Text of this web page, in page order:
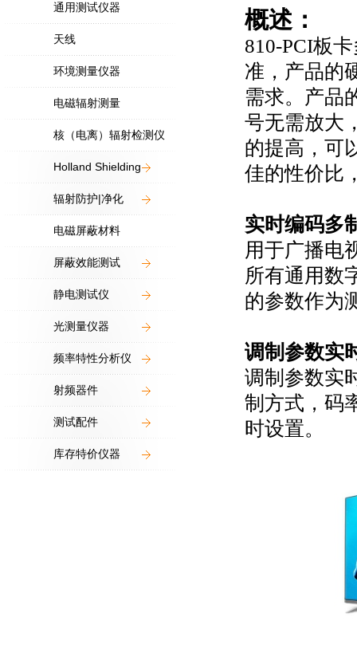
通用测试仪器
天线
环境测量仪器
电磁辐射测量
核（电离）辐射检测仪
Holland Shielding
辐射防护|净化
电磁屏蔽材料
屏蔽效能测试
静电测试仪
光测量仪器
频率特性分析仪
射频器件
测试配件
库存特价仪器
概述：
810-PCI板
准，产品的
需求。产品
号无需放大
的提高，可
佳的性价比
实时编码多
用于广播电
所有通用数
的参数作为
调制参数实
调制参数实
制方式，码
时设置。